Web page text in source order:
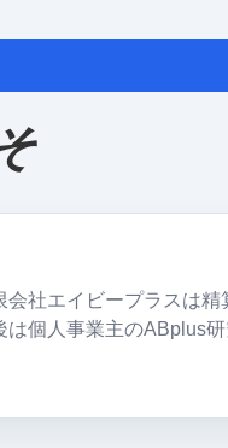
会社エイビープラスは精
は個人事業主のABplus